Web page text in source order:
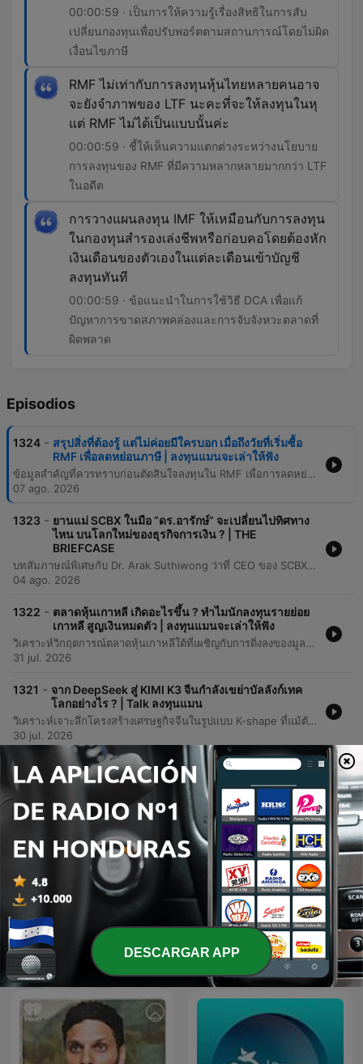
00:00:59 · เป็นการให้ความรู้เรื่องสิทธิในการสับ
เปลี่ยนกองทุนเพื่อปรับพอร์ตตามสถานการณ์โดยไม่ผิด
เงื่อนไขภาษี
RMF ไม่เท่ากับการลงทุนหุ้นไทยหลายคนอาจ
จะยังจำภาพของ LTF นะคะที่จะให้ลงทุนในหุ
แต่ RMF ไม่ได้เป็นแบบนั้นค่ะ
00:00:59 · ชี้ให้เห็นความแตกต่างระหว่างนโยบาย
การลงทุนของ RMF ที่มีความหลากหลายมากกว่า LTF
ในอดีต
การวางแผนลงทุน IMF ให้เหมือนกับการลงทุน
ในกองทุนสำรองเล่งชีพหรือก่อบคอโดยต้องหัก
เงินเดือนของตัวเองในแต่ละเดือนเข้าบัญชี
ลงทุนทันที
00:00:59 · ข้อแนะนำในการใช้วิธี DCA เพื่อแก้
ปัญหาการขาดสภาพคล่องและการจับจังหวะตลาดที่
ผิดพลาด
Episodios
1324 - สรุปสิ่งที่ต้องรู้ แต่ไม่ค่อยมีใครบอก เมื่อถึงวัยที่เริ่มซื้อ
RMF เพื่อลดหย่อนภาษี | ลงทุนแมนจะเล่าให้ฟัง
ข้อมูลสำคัญที่ควรทราบก่อนตัดสินใจลงทุนใน RMF เพื่อการลดหย่อนภาษีและสร้างความมั่งคั่งในอนาคต เนื้อหาครอบคลุมถึงความแตกต่างระหว่าง RMF และการลงทุนทั่วไป โดยเน้นย้ำเรื่องความสำคัญของการเปรียบเทียบค่าธรรมเนียมกองทุนซึ่งส่งผลต่อผลตอบแทนระยะยาวอย่างมีนัยสำคัญ รวมถึงการทำความเข้าใจว่าเงื่อนไขการห้ามขายไม่ได้หมายถึงการห้ามสับเปลี่ยนกองทุน นอกจากนี้ยังแนะนำให้รู้จักกับนโยบายการลงทุนที่หลากหลายตั้งแต่ทองคำไปจนถึงหุ้นเทคโนโลยี และเสนอแนะกลยุทธ์การวางแผนลงทุนแบบ DCA เพื่อลดปัญหาการใช้เงินก้อนใหญ่ในช่วงปลายปีและช่วยสร้างวินัยในการออม
07 ago. 2026
1323 - ยานแม่ SCBX ในมือ “ดร.อารักษ์” จะเปลี่ยนไปทิศทาง
ไหน บนโลกใหม่ของธุรกิจการเงิน ? | THE
BRIEFCASE
บทสัมภาษณ์พิเศษกับ Dr. Arak Suthiwong ว่าที่ CEO ของ SCBX เกี่ยวกับการขับเคลื่อนองค์กรภายใต้กลยุทธ์ AI First Organization และการเปลี่ยนผ่านจากธนาคารแบบดั้งเดิมสู่กลุ่มธุรกิจเทคโนโลยีทางการเงิน เนื้อหาครอบคลุมถึงวิสัยทัศน์ในการใช้ AI เพื่อเพิ่ม Productivity การวางรากฐานโครงสร้างพื้นฐานทางเทคโนโลยีเพื่อรองรับการขยายตัวในอนาคต และบทบาทของ Virtual Bank ในการเติมเต็มช่องว่างทางการเงินในประเทศไทย นอกจากนี้ยังมีการพูดคุยถึงลักษณะเฉพาะของบริษัทในเครือ (ยานลูก) ทั้งความแข็งแกร่งของ SCB Bank ความรวดเร็วของ Monix และความยิ่งใหญ่ของ CardX รวมถึงมุมมองด้านการบริหารจัดการเงินปันผลเพื่อสร้าง Total Shareholder Return (TSR) และกลยุทธ์การเพิ่มอัตราส่วน ROE เพื่อสร้างมูลค่าให้แก่ผู้ถือหุ้นในระยะยาว
04 ago. 2026
1322 - ตลาดหุ้นเกาหลี เกิดอะไรขึ้น ? ทำไมนักลงทุนรายย่อย
เกาหลี สูญเงินหมดตัว | ลงทุนแมนจะเล่าให้ฟัง
วิเคราะห์วิกฤตการณ์ตลาดหุ้นเกาหลีใต้ที่เผชิญกับการดิ่งลงของมูลค่าอย่างรุนแรง โดยมีสาเหตุหลักมาจากการพึ่งพาผลประกอบการของหุ้นเพียงสองบริษัทคือ Samsung และ SK Hynix ซึ่งเป็นผู้นำในกลุ่มชิปหน่วยความจำ AI เนื้อหาเจาะลึกถึงกลไกของ Leverage ETF ที่ทำหน้าที่เป็นตัวคูณความเสียหายในช่วงตลาดขาลง ส่งผลให้นักลงทุนรายย่อยสูญเสียเงินจำนวนมหาศาลรวมกว่า 1.3 ล้านล้านบาท พร้อมทั้งกล่าวถึงมาตรการฉุกเฉินจากหน่วยงานกำกับดูแลและบทเรียนสำคัญด้านการบริหารความเสี่ยงจากการใช้เลเวอเรจในการลงทุน
31 jul. 2026
1321 - จาก DeepSeek สู่ KIMI K3 จีนกำลังเขย่าบัลลังก์เทค
โลกอย่างไร ? | Talk ลงทุนแมน
วิเคราะห์เจาะลึกโครงสร้างเศรษฐกิจจีนในรูปแบบ K-shape ที่แม้ตัวเลข GDP จะเติบโตช้าลง แต่ภาคเทคโนโลยีและอุตสาหกรรม Hard Tech กำลังพุ่งทะยานอย่างรุนแรง โดยเฉพาะกลุ่มอุปกรณ์ 3D Printing, แบตเตอรี่ และหุ่นยนต์ ซึ่งเป็นผลมาจากนโยบายสนับสนุนการผลิตภายในประเทศเพื่อลดการพึ่งพาเทคโนโลยีจากต่างชาติและการเผชิญหน้ากับสงครามการค้า เนื้อหาครอบคลุมถึงความก้าวหน้าของ AI โมเดลฝั่งจีนอย่าง DeepSeek และ Moonshot AI รวมถึงโอกาสในการลงทุนผ่าน Supply Chain ของ AI ตั้งแต่ต้นน้ำอย่างเซมิคอนดักเตอร์ไปจนถึงปลายน้ำอย่างหุ่นยนต์และรถยนต์ขับเคลื่อนอัตโนมัติ โดยมีการแนะนำกลยุทธ์การเลือกหุ้นในกลุ่ม A-Share และ H-Share ผ่านกองทุนรวมที่เน้นนวัตกรรมและการวิจัยพัฒนา (R&D) เพื่อรับมือกับความผันผวนของตลาดเทคโนโลยีจีน
30 jul. 2026
1320
อังกฤษ นอร์เวย์ เจอขุมทรัพย์เหมือนกัน แต่บริหารโชค
ต่างกัน วันนี้อีกคนรวย อีกคนแบกหนี้หนัก | ลงทุนแมน
เปรียบเทียบความแตกต่างระหว่างนอร์เวย์และอังกฤษในการจัดการทรัพยากรน้ำมันที่ค้นพบในช่วงปลายทศวรรษ 1960 นอร์เวย์เลือกสร้างกองทุนความมั่งคั่งแห่งชาติเพื่อสะสมรายได้ในรูปแบบเงินดอลลาร์และนำกำไรมาใช้พัฒนาประเทศอย่างยั่งยืน ในขณะที่อังกฤษเน้นการเร่งนำรายได้จากการขายน้ำมันมาใช้แก้ปัญหาเศรษฐกิจระยะสั้น จนเกิดภาวะ Dutch Disease ที่ทำลายอุตสาหกรรมการผลิตเดิม เนื้อหาแสดงให้เห็นถึงผลลัพธ์ในปัจจุบันที่นอร์เวย์มีความมั่งคั่งต่อหัวประชากรสูงมาก แต่ต้องเผชิญกับความท้าทายเรื่องแรงจูงใจในการทำงาน ส่วนอังกฤษต้องแบกรับหนี้สาธารณะระดับสูงและพยายามฟื้นฟูเศรษฐกิจผ่านการจัดตั้งกองทุนใหม่ในปี 2024 เพื่อวางรากฐานอนาคตอีกครั้ง
Mostrar más episodios
Más podcasts de Finanzas
Ver todo
DESCARGAR APP